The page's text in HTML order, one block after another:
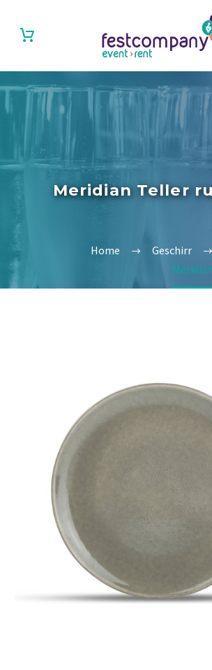
Meridian Teller
Home Geschirr